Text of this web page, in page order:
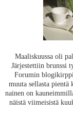
Maaliskuussa oli
Järjestettiin brunssi
Forumin
muuta sellasta
nainen on
näistä viimeisistä